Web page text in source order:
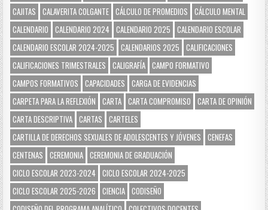
CAJITAS
CALAVERITA COLGANTE CÁLCULO DE PROMEDIOS
CÁLCULO MENTAL
CALENDARIO
CALENDARIO 2024 CALENDARIO 2025
CALENDARIO ESCOLAR
CALENDARIO ESCOLAR 2024-2025
CALENDARIOS 2025
CALIFICACIONES
CALIFICACIONES TRIMESTRALES
CALIGRAFÍA CAMPO FORMATIVO
CAMPOS FORMATIVOS
CAPACIDADES
CARGA DE EVIDENCIAS
CARPETA PARA LA REFLEXIÓN
CARTA CARTA COMPROMISO
CARTA DE OPINIÓN
CARTA DESCRIPTIVA CARTAS
CARTELES
CARTILLA DE DERECHOS SEXUALES DE ADOLESCENTES Y JÓVENES
CENEFAS
CENTENAS
CEREMONIA CEREMONIA DE GRADUACIÓN
CICLO ESCOLAR 2023-2024
CICLO ESCOLAR 2024-2025
CICLO ESCOLAR 2025-2026
CIENCIA CODISEÑO